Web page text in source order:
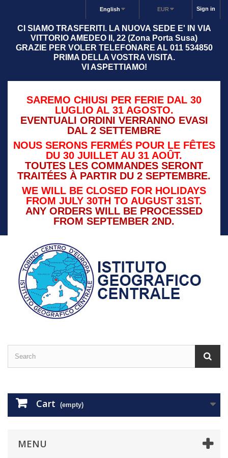
Sign in
EUR
English
CI SIAMO TRASFERITI. LA NUOVA SEDE E' IN VIA
VITTORIO AMEDEO II, 22 (Zona Porta Susa)
GRAZIE PER VOLER TELEFONARE AL 011 534850
PRIMA DELLA VOSTRA VISITA.
VI ASPETTIAMO!
SAREMO CHIUSI PER FERIE DAL 30
LUGLIO AL 31 AGOSTO.
EVENTUALI ORDINI VERRANNO EVASI
DAL 2 SETTEMBRE
NOUS SERONS FERMÉS POUR LE FÊTES
DU 30 JUILLET AU 31 AOÛT.
TOUTES LES COMMANDES SERONT
TRAITÉES À PARTIR DU 2 SEPTEMBRE.
WE WILL BE CLOSED FOR HOLIDAYS
FROM JULY 30TH TO AUGUST 31ST.
ANY ORDERS WILL BE PROCESSED
FROM SEPTEMBER 2ND.
Cart (empty)
MENU